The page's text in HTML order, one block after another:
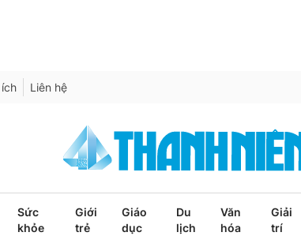
Liên hệ
Sức
khỏe
Giới
trẻ
Giáo
dục
Du
lịch
Văn
hóa
Giải
trí